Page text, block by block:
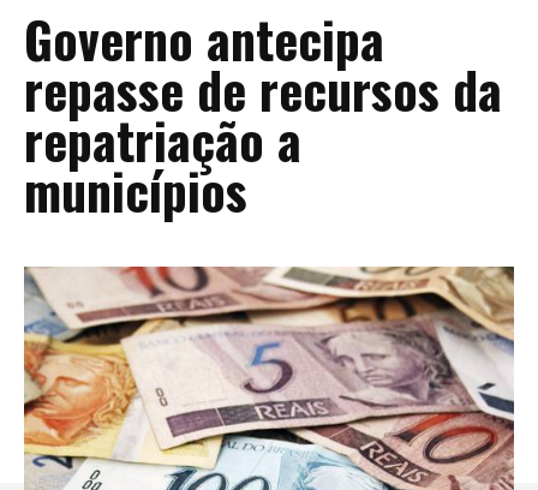
Governo antecipa
repasse de recursos da
repatriação a
municípios